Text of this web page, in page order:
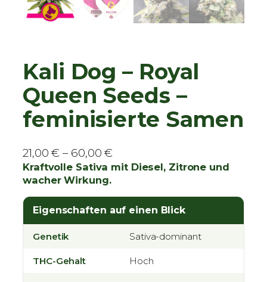
Kali Dog – Royal
Queen Seeds –
feminisierte Samen
21,00€ – 60,00€
r
i
s
s
Kraftvolle Sativa mit Diesel, Zitrone und
wacher Wirkung.
Eigenschaften auf einen Blick
Genetik Sativa-dominant
THC-Gehalt Hoch